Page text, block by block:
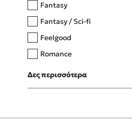
Fantasy
Fantasy / Sci-fi
Feelgood
Romance
Upmarket
Young Adult
Δες περισσότερα